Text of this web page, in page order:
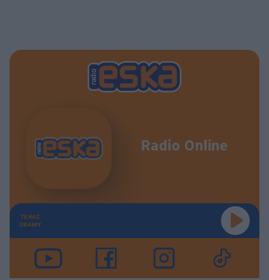
Radio Online
TERAZ
GRAMY